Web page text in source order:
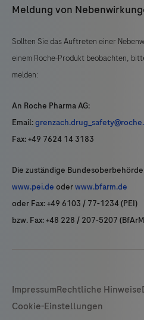
Meldung von
Sollten Sie das Auftreten einer
einem Roche-Produkt beobachten,
melden:
An Roche Pharma AG:
Email:
Fax: +49 7624 14 3183
Die zuständige
www.pei.de oderwww.bfarm.de
oder Fax: +49 6103 / 77-1234 (PEI)
bzw. Fax: +48 228 / 207-5207
ImpressumRechtliche Hinweise
Cookie-Einstellungen